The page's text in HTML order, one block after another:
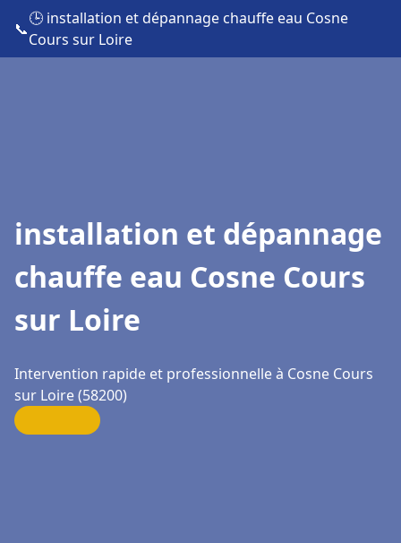
📞
🕒 installation et dépannage chauffe eau Cosne
Cours sur Loire
installation et dépannage
chauffe eau Cosne Cours
sur Loire
Intervention rapide et professionnelle à Cosne Cours
sur Loire (58200)